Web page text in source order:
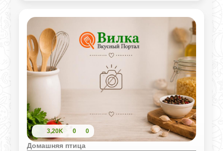
3,20K 0 0
Домашняя птица